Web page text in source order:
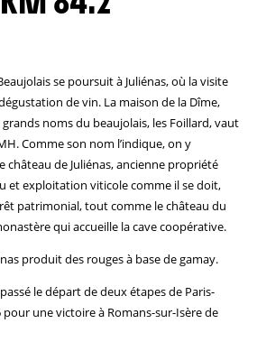
se poursuit à Juliénas, où la visite
de vin. La maison de la Dîme,
noms du beaujolais, les Foillard, vaut
Comme son nom l’indique, on y
château de Juliénas, ancienne propriété
et exploitation viticole comme il se doit,
patrimonial, tout comme le château du
qui accueille la cave coopérative.
produit des rouges à base de gamay.
le départ de deux étapes de Paris-
pour une victoire à Romans-sur-Isère de